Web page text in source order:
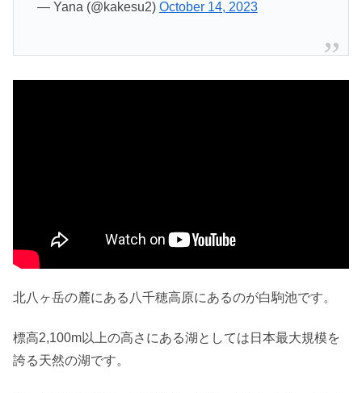
— Yana (@kakesu2) October 14, 2023
北八ヶ岳の麓にある八千穂高原にあるのが白駒池です。
標高2,100m以上の高さにある湖としては日本最大規模を
誇る天然の湖です。